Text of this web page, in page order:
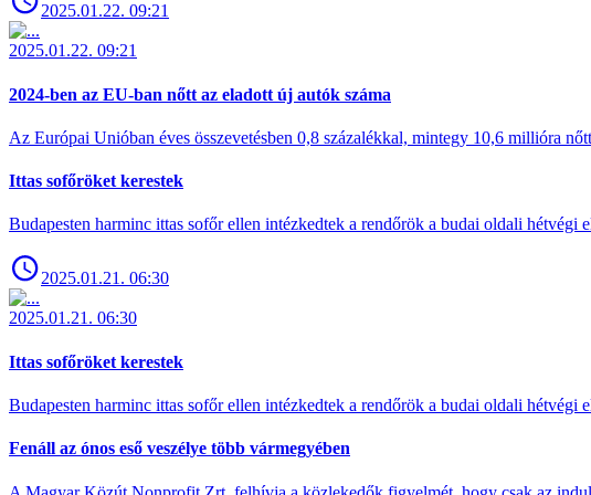
2025.01.22. 09:21
2025.01.22. 09:21
2024-ben az EU-ban nőtt az eladott új autók száma
Az Európai Unióban éves összevetésben 0,8 százalékkal, mintegy 10,6 millióra
Ittas sofőröket kerestek
Budapesten harminc ittas sofőr ellen intézkedtek a rendőrök a budai oldali hétvégi
2025.01.21. 06:30
2025.01.21. 06:30
Ittas sofőröket kerestek
Budapesten harminc ittas sofőr ellen intézkedtek a rendőrök a budai oldali hétvégi
Fenáll az ónos eső veszélye több vármegyében